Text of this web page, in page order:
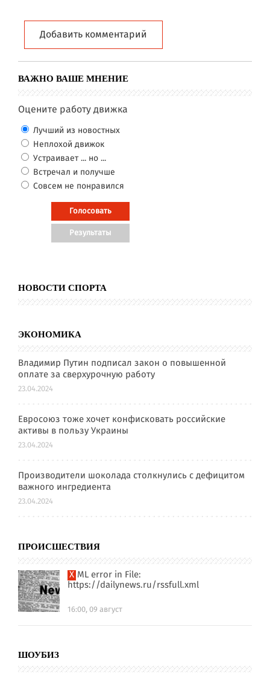
Добавить комментарий
ВАЖНО ВАШЕ МНЕНИЕ
Оцените работу движка
Лучший из новостных
Неплохой движок
Устраивает ... но ...
Встречал и получше
Совсем не понравился
НОВОСТИ СПОРТА
ЭКОНОМИКА
Владимир Путин подписал закон о повышенной
оплате за сверхурочную работу
23.04.2024
Евросоюз тоже хочет конфисковать российские
активы в пользу Украины
23.04.2024
Производители шоколада столкнулись с дефицитом
важного ингредиента
23.04.2024
ПРОИСШЕСТВИЯ
XML error in File:
https://dailynews.ru/rssfull.xml
16:00, 09 август
ШОУБИЗ